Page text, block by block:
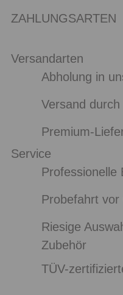
ZAHLUNGSARTEN
Versandarten
Abholung in
Versand durch
Premium-
Service
Professionelle
Probefahrt
Riesige
Zubehör
TÜV-